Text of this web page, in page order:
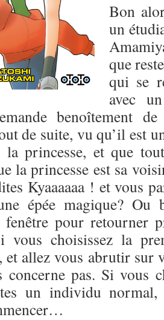
Bon
un
que
qui se
avec
benoîtement
de suite, vu qu’il est
princesse, et que
la princesse est sa
Kyaaaaaa ! et vous
épée magique? Ou
pour retourner
vous choisissez la
et allez vous abrutir sur
concerne pas. Si vous
un individu